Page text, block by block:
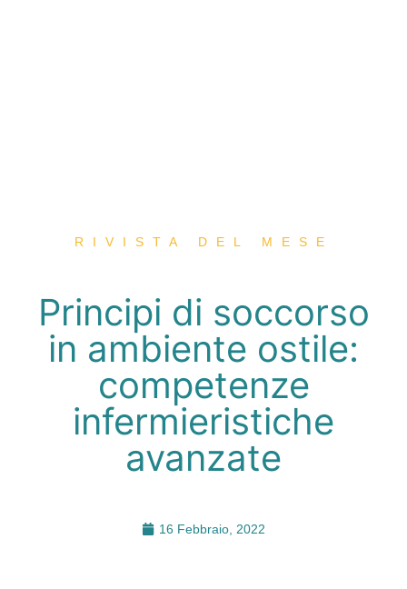
RIVISTA DEL MESE
Principi di soccorso
in ambiente ostile:
competenze
infermieristiche
avanzate
16 Febbraio, 2022